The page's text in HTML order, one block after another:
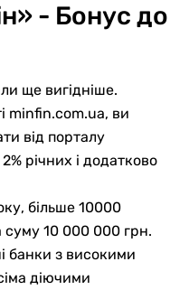
- Бонус до
ще вигідніше.
minfin.com.ua, ви
від порталу
річних і додатково
більше 10000
суму 10 000 000 грн.
банки з високими
діючими